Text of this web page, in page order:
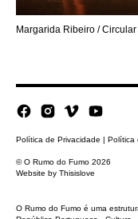
Margarida Ribeiro / Circular
Política de Privacidade | Política
© O Rumo do Fumo 2026
Website by Thisislove
O Rumo do Fumo é uma